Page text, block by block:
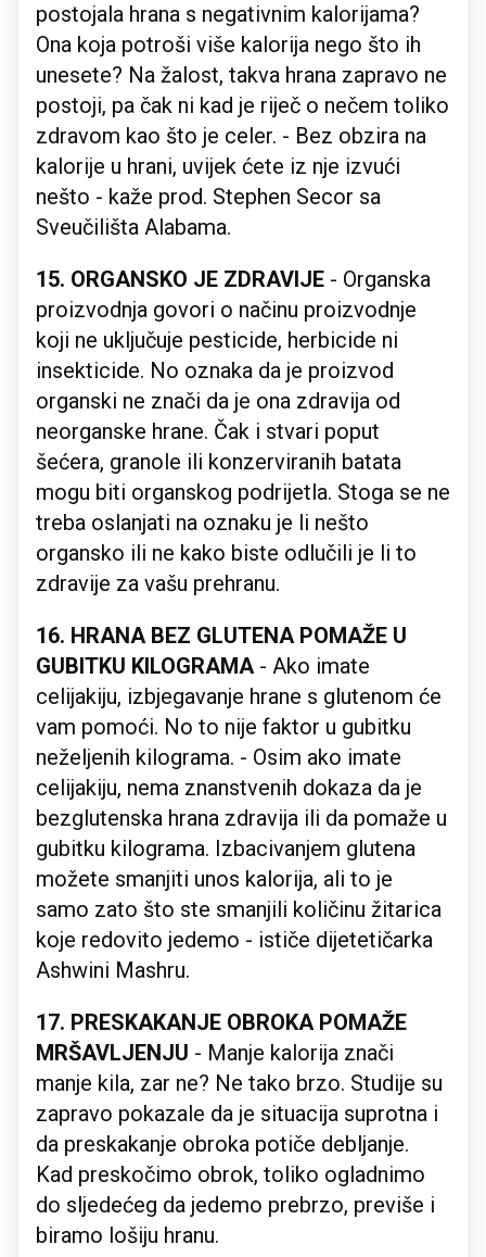
postojala hrana s negativnim kalorijama?
Ona koja potroši više kalorija nego što ih
unesete? Na žalost, takva hrana zapravo ne
postoji, pa čak ni kad je riječ o nečem toliko
zdravom kao što je celer. - Bez obzira na
kalorije u hrani, uvijek ćete iz nje izvući
nešto - kaže prod. Stephen Secor sa
Sveučilišta Alabama.
15. ORGANSKO JE ZDRAVIJE - Organska
proizvodnja govori o načinu proizvodnje
koji ne uključuje pesticide, herbicide ni
insekticide. No oznaka da je proizvod
organski ne znači da je ona zdravija od
neorganske hrane. Čak i stvari poput
šećera, granole ili konzerviranih batata
mogu biti organskog podrijetla. Stoga se ne
treba oslanjati na oznaku je li nešto
organsko ili ne kako biste odlučili je li to
zdravije za vašu prehranu.
16. HRANA BEZ GLUTENA POMAŽE U
GUBITKU KILOGRAMA - Ako imate
celijakiju, izbjegavanje hrane s glutenom će
vam pomoći. No to nije faktor u gubitku
neželjenih kilograma. - Osim ako imate
celijakiju, nema znanstvenih dokaza da je
bezglutenska hrana zdravija ili da pomaže u
gubitku kilograma. Izbacivanjem glutena
možete smanjiti unos kalorija, ali to je
samo zato što ste smanjili količinu žitarica
koje redovito jedemo - ističe dijetetičarka
Ashwini Mashru.
17. PRESKAKANJE OBROKA POMAŽE
MRŠAVLJENJU - Manje kalorija znači
manje kila, zar ne? Ne tako brzo. Studije su
zapravo pokazale da je situacija suprotna i
da preskakanje obroka potiče debljanje.
Kad preskočimo obrok, toliko ogladnimo
do sljedećeg da jedemo prebrzo, previše i
biramo lošiju hranu.